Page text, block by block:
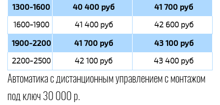
1300-1600 40 400 руб 41 700 руб
1600-1900 41 400 руб 42 600 руб
1900-2200 41 700 руб 43 100 руб
2200-2500 42 100 руб 43 400 руб
Автоматика с дистанционным управлением с монтажом
под ключ 30 000 р.